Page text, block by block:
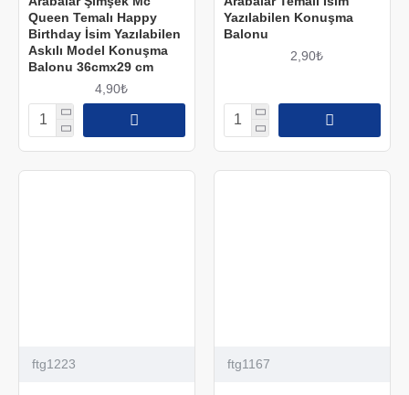
Queen Temalı Happy
Birthday İsim Yazılabilen
Askılı Model Konuşma
Balonu 36cmx29 cm
4,90₺
Yazılabilen Konuşma
Balonu
2,90₺
ftg1223 ftg1167